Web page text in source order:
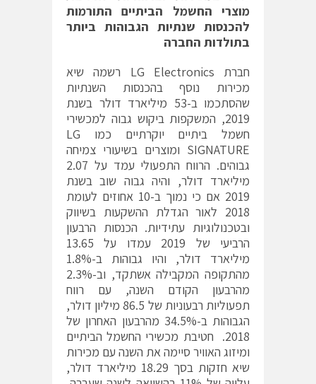
מוצרי החשמל הביתיים התורמות
להכנסות שנתיות הגבוהות ביותר
בתולדות החברה
חברת LG Electronics רשמה שיא
מכירות נוסף בהכנסות השנתיות
שהסתכמו ב-53 מיליארד דולר בשנת
2019, המשקפות ביקוש גבוה למכשירי
חשמל ביתיים יוקרתיים כמו LG
SIGNATURE ומוצרים בשיעורי צמיחה
גבוהים. הרווח התפעולי עמד על 2.07
מיליארד דולר, והיה גבוה שוב בשנת
2019 אם כי נמוך ב-10 אחוזים לעומת
2018 לאור הגדלת ההשקעות בשיווק
ובטכנולוגיות עתידיות. הכנסות הרבעון
הרביעי של 2019 עמדו על 13.65
מיליארד דולר, והיו גבוהות ב-1.8%
מהתקופה המקבילה אשתקד, וב-2.3%
מהרבעון הקודם השנה, עם רווח
תפעוליות רבעוניות של 86.5 מיליון דולר,
הגבוהות ב-34.5% מהרבעון האחרון של
2018. חטיבת מכשירי החשמל הביתיים
ומיזוג האוויר סיימה את השנה עם מכירות
שיא חזקות בסך 18.29 מיליארד דולר,